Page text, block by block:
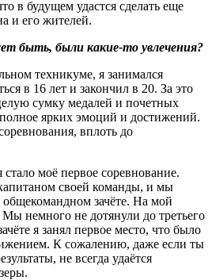
в будущем удастся сделать еще
и его жителей.
быть, были какие-то увлечения?
техникуме, я занимался
в 16 лет и закончил в 20. За это
сумку медалей и почетных
ярких эмоций и достижений.
вплоть до
моё первое соревнование.
своей команды, и мы
общекомандном зачёте. На мой
Мы немного не дотянули до третьего
я занял первое место, что было
К сожалению, даже если ты
не всегда удаётся